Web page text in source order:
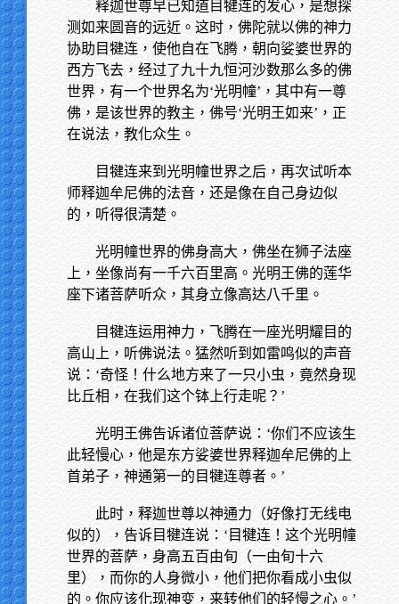
释迦世尊早已知道目犍连的发心，是想探
测如来圆音的远近。这时，佛陀就以佛的神力
协助目犍连，使他自在飞腾，朝向娑婆世界的
西方飞去，经过了九十九恒河沙数那么多的佛
世界，有一个世界名为‘光明幢’，其中有一尊
佛，是该世界的教主，佛号‘光明王如来’，正
在说法，教化众生。
目犍连来到光明幢世界之后，再次试听本
师释迦牟尼佛的法音，还是像在自己身边似
的，听得很清楚。
光明幢世界的佛身高大，佛坐在狮子法座
上，坐像尚有一千六百里高。光明王佛的莲华
座下诸菩萨听众，其身立像高达八千里。
目犍连运用神力，飞腾在一座光明耀目的
高山上，听佛说法。猛然听到如雷鸣似的声音
说：‘奇怪！什么地方来了一只小虫，竟然身现
比丘相，在我们这个钵上行走呢？’
光明王佛告诉诸位菩萨说：‘你们不应该生
此轻慢心，他是东方娑婆世界释迦牟尼佛的上
首弟子，神通第一的目犍连尊者。’
此时，释迦世尊以神通力（好像打无线电
似的），告诉目犍连说：‘目犍连！这个光明幢
世界的菩萨，身高五百由旬（一由旬十六
里），而你的人身微小，他们把你看成小虫似
的。你应该化现神变，来转他们的轻慢之心。’